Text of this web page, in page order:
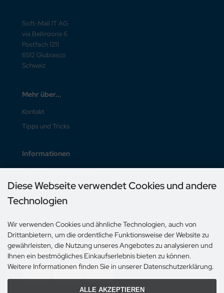
Soft-Mail IT AG
via Bellinzona 6
Postfach 1211
6512 Giubiasco
Schweiz
Mehr über...
Kontakt
Tipps und Tricks
Informationen
Liefer- und Versandkosten
Unsere AGB
Impressum
Zahlungsmethoden
Diese Webseite verwendet Cookies und andere
Technologien
Wir verwenden Cookies und ähnliche Technologien, auch von
Drittanbietern, um die ordentliche Funktionsweise der Website zu
gewährleisten, die Nutzung unseres Angebotes zu analysieren und
Ihnen ein bestmögliches Einkaufserlebnis bieten zu können.
Weitere Informationen finden Sie in unserer Datenschutzerklärung.
ALLE AKZEPTIEREN